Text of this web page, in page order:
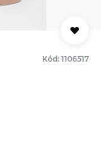
Kód: 1106517